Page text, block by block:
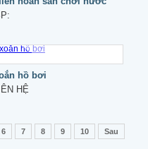
hồ bơi
HỆ
6 7 8 9 10 Sau